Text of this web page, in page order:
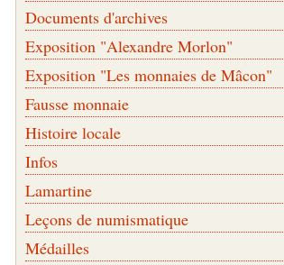
Documents d'archives
Exposition "Alexandre Morlon"
Exposition "Les monnaies de Mâcon"
Fausse monnaie
Histoire locale
Infos
Lamartine
Leçons de numismatique
Médailles